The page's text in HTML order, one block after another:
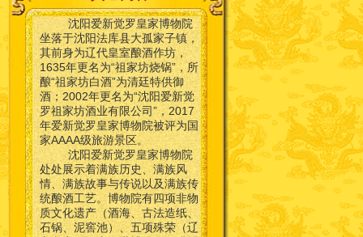
沈阳爱新觉罗皇家博物院
坐落于沈阳法库县大孤家子镇，
其前身为辽代皇室酿酒作坊，
1635年更名为“祖家坊烧锅”，所
酿“祖家坊白酒”为清廷特供御
酒；2002年更名为“沈阳爱新觉
罗祖家坊酒业有限公司”，2017
年爱新觉罗皇家博物院被评为国
家AAAA级旅游景区。
沈阳爱新觉罗皇家博物院
处处展示着满族历史、满族风
情、满族故事与传说以及满族传
统酿酒工艺。博物院有四项非物
质文化遗产（酒海、古法造纸、
石锅、泥窖池）、五项殊荣（辽